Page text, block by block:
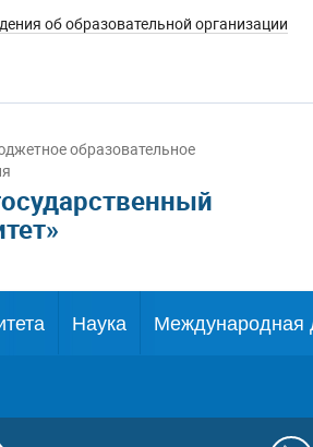
об образовательной организации
образовательное
Наука Международная